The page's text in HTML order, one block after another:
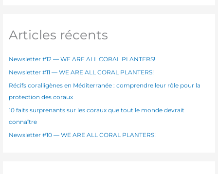
r
:
Articles récents
Newsletter #12 — WE ARE ALL CORAL PLANTERS!
Newsletter #11 — WE ARE ALL CORAL PLANTERS!
Récifs coralligènes en Méditerranée : comprendre leur rôle pour la
protection des coraux
10 faits surprenants sur les coraux que tout le monde devrait
connaître
Newsletter #10 — WE ARE ALL CORAL PLANTERS!